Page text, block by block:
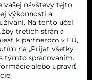
vašej návštevy tejto
výkonnosti a
Na tento účel
tretích strán a
k partnerom v EÚ,
na „Prijať všetky
týmto spracovaním.
alebo upraviť